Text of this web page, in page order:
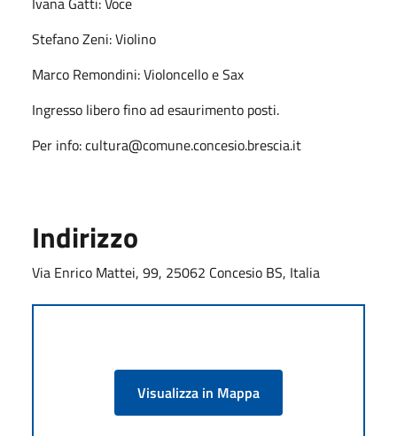
Stefano Zeni: Violino
Marco Remondini: Violoncello e Sax
Ingresso libero fino ad esaurimento posti.
Per info: cultura@comune.concesio.brescia.it
Indirizzo
Via Enrico Mattei, 99, 25062 Concesio BS, Italia
Visualizza in Mappa